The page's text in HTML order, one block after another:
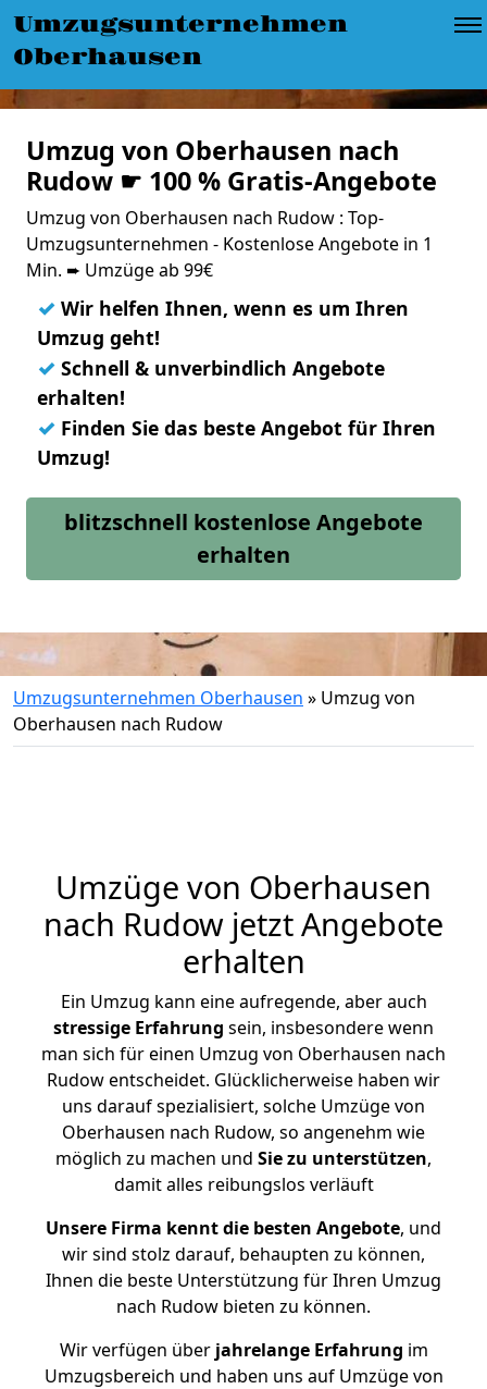
Umzugsunternehmen
Oberhausen
Umzug von Oberhausen nach
Rudow ☛ 100 % Gratis-Angebote
Umzug von Oberhausen nach Rudow : Top-
Umzugsunternehmen - Kostenlose Angebote in 1
Min. ➨ Umzüge ab 99€
✓ Wir helfen Ihnen, wenn es um Ihren
Umzug geht!
✓ Schnell & unverbindlich Angebote
erhalten!
✓ Finden Sie das beste Angebot für Ihren
Umzug!
blitzschnell kostenlose Angebote
erhalten
Umzugsunternehmen Oberhausen » Umzug von
Oberhausen nach Rudow
Umzüge von Oberhausen
nach Rudow jetzt Angebote
erhalten
Ein Umzug kann eine aufregende, aber auch
stressige Erfahrung sein, insbesondere wenn
man sich für einen Umzug von Oberhausen nach
Rudow entscheidet. Glücklicherweise haben wir
uns darauf spezialisiert, solche Umzüge von
Oberhausen nach Rudow, so angenehm wie
möglich zu machen und Sie zu unterstützen,
damit alles reibungslos verläuft
Unsere Firma kennt die besten Angebote, und
wir sind stolz darauf, behaupten zu können,
Ihnen die beste Unterstützung für Ihren Umzug
nach Rudow bieten zu können.
Wir verfügen überjahrelange Erfahrung im
Umzugsbereich und haben uns auf Umzüge von